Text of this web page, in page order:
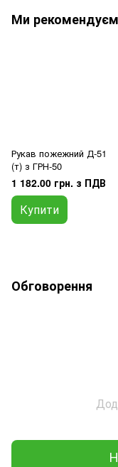
Ми
Рукав пожежний Д-51
(т) з ГРН-50
1 182.00 грн. з ПДВ
Купити
Обговорення